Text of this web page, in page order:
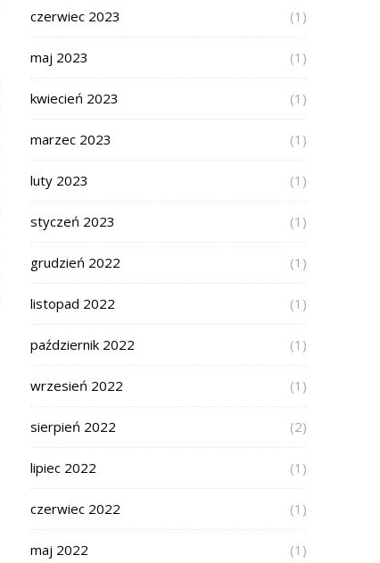
czerwiec 2023 (1)
maj 2023 (1)
kwiecień 2023 (1)
marzec 2023 (1)
luty 2023 (1)
styczeń 2023 (1)
grudzień 2022 (1)
listopad 2022 (1)
październik 2022 (1)
wrzesień 2022 (1)
sierpień 2022 (2)
lipiec 2022 (1)
czerwiec 2022 (1)
maj 2022 (1)